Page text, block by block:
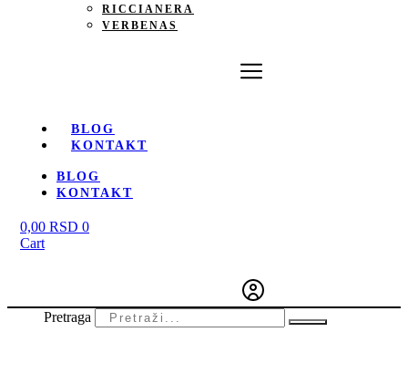
RICCIANERA
VERBENAS
BLOG
KONTAKT
BLOG
KONTAKT
0,00 RSD 0
Cart
Pretraga